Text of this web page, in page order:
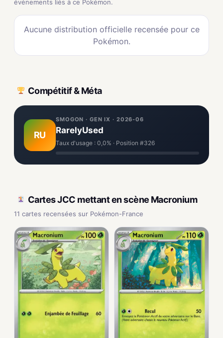
événements liés à ce Pokémon.
Aucune distribution officielle recensée pour ce
Pokémon.
Compétitif & Méta
RU
SMOGON · GEN IX · 2026-06
RarelyUsed
Taux d'usage : 0,0% · Position #326
Cartes JCC mettant en scène Macronium
11 cartes recensées sur Pokémon-France